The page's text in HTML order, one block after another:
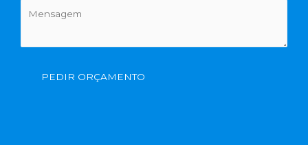
PEDIR ORÇAMENTO